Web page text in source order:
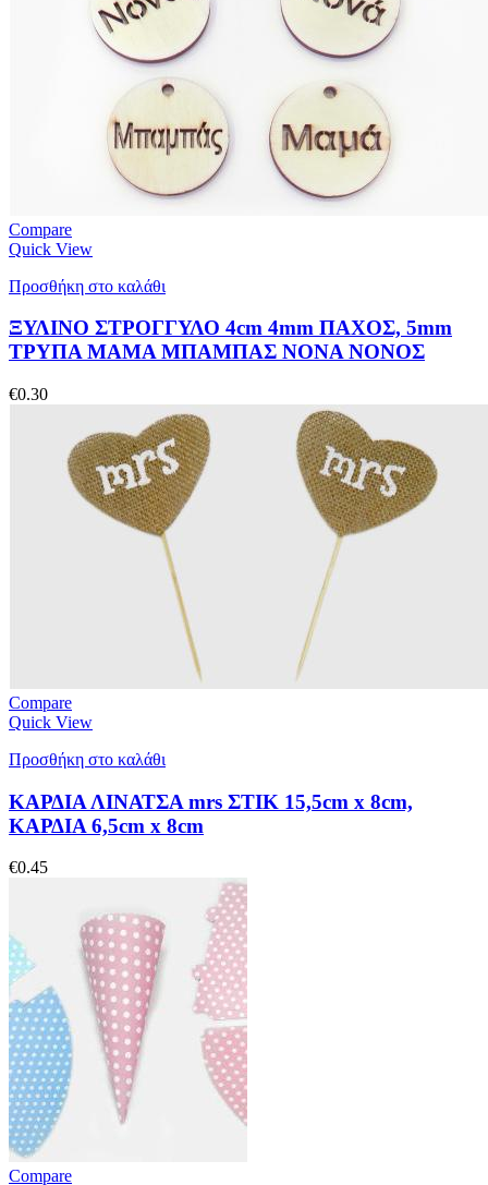
Compare
Quick View
Προσθήκη στο καλάθι
ΞΥΛΙΝΟ ΣΤΡΟΓΓΥΛΟ 4cm 4mm ΠΑΧΟΣ, 5mm
ΤΡΥΠΑ ΜΑΜΑ ΜΠΑΜΠΑΣ ΝΟΝΑ ΝΟΝΟΣ
€0.30
Compare
Quick View
Προσθήκη στο καλάθι
ΚΑΡΔΙΑ ΛΙΝΑΤΣΑ mrs ΣΤΙΚ 15,5cm x 8cm,
ΚΑΡΔΙΑ 6,5cm x 8cm
€0.45
Compare